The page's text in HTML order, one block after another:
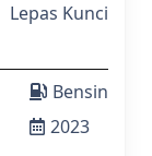
Lepas Kunci
Bensin
2023